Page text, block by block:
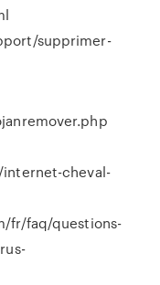
supprimer-
cheval-
fr/faq/questions-